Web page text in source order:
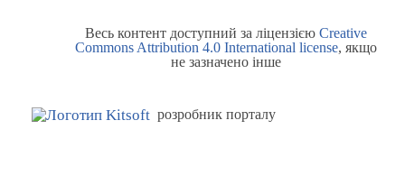
Весь контент доступний за ліцензією Creative
Commons Attribution 4.0 International license, якщо
не зазначено інше
розробник порталу